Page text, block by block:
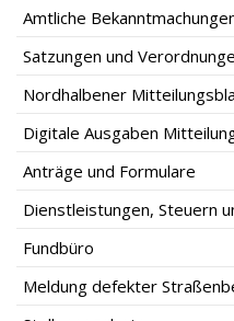
Amtliche
Satzungen und
Nordhalbener
Digitale Ausgaben
Anträge und Formulare
Dienstleistungen, Steuern
Fundbüro
Meldung defekter